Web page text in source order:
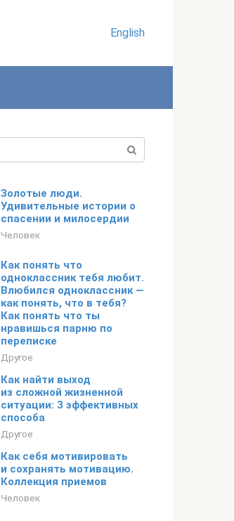
English
Золотые люди.
Удивительные истории о
спасении и милосердии
Человек
Как понять что
одноклассник тебя любит.
Влюбился одноклассник —
как понять, что в тебя?
Как понять что ты
нравишься парню по
переписке
Другое
Как найти выход
из сложной жизненной
ситуации: 3 эффективных
способа
Другое
Как себя мотивировать
и сохранять мотивацию.
Коллекция приемов
Человек